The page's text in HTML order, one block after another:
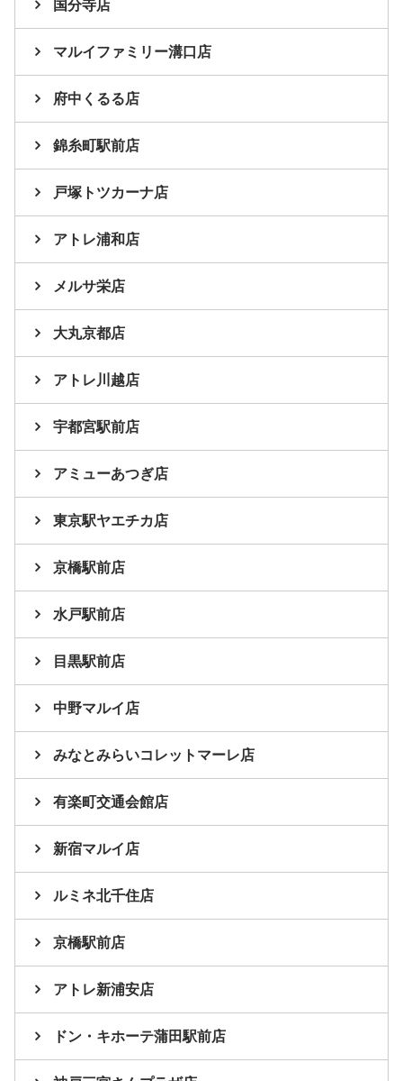
国分寺店
マルイファミリー溝口店
府中くるる店
錦糸町駅前店
戸塚トツカーナ店
アトレ浦和店
メルサ栄店
大丸京都店
アトレ川越店
宇都宮駅前店
アミューあつぎ店
東京駅ヤエチカ店
京橋駅前店
水戸駅前店
目黒駅前店
中野マルイ店
みなとみらいコレットマーレ店
有楽町交通会館店
新宿マルイ店
ルミネ北千住店
京橋駅前店
アトレ新浦安店
ドン・キホーテ蒲田駅前店